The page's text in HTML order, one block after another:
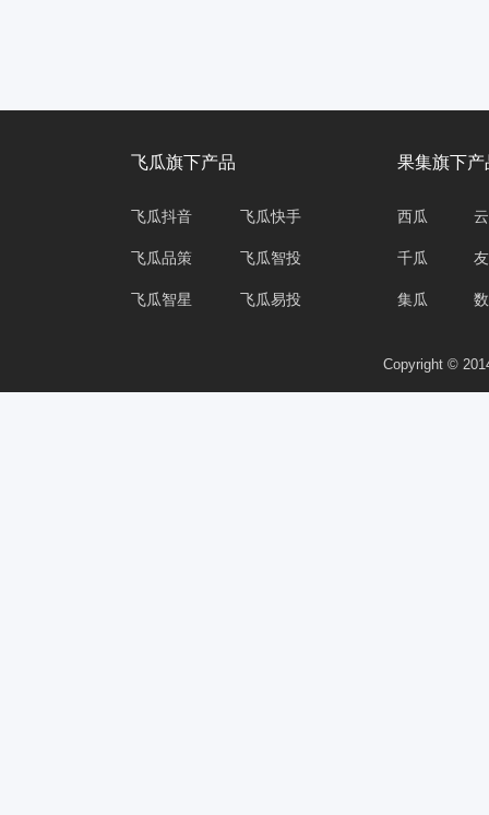
飞瓜旗下产品
飞瓜抖音
飞瓜品策
飞瓜智星
飞瓜快手
飞瓜智投
飞瓜易投
果集旗下产
西瓜
千瓜
集瓜
Copyright ©